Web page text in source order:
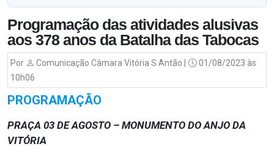
Programação das atividades alusivas
aos 378 anos da Batalha das Tabocas
Por Comunicação Câmara Vitória S Antão |
01/08/2023 às
10h06
PROGRAMAÇÃO
PRAÇA 03 DE AGOSTO – MONUMENTO DO ANJO DA
VITÓRIA